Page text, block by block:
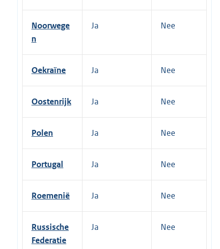
Noorwege
n
Ja Nee
Oekraïne Ja Nee
Oostenrijk Ja Nee
Polen Ja Nee
Portugal Ja Nee
Roemenië Ja Nee
Russische
Federatie
Ja Nee